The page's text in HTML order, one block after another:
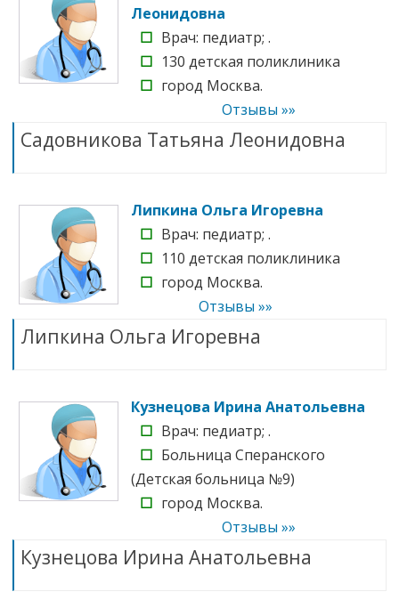
Леонидовна
☐ Врач: педиатр; .
☐ 130 детская поликлиника
☐ город Москва.
Отзывы »»
Садовникова Татьяна Леонидовна
Липкина Ольга Игоревна
☐ Врач: педиатр; .
☐ 110 детская поликлиника
☐ город Москва.
Отзывы »»
Липкина Ольга Игоревна
Кузнецова Ирина Анатольевна
☐ Врач: педиатр; .
☐ Больница Сперанского
(Детская больница №9)
☐ город Москва.
Отзывы »»
Кузнецова Ирина Анатольевна